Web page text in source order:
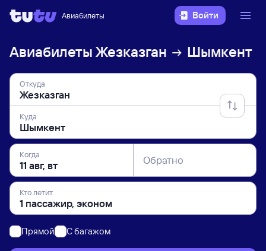
Авиабилеты Войти
Авиабилеты Жезказган Шымкент
Откуда
Куда
Когда Обратно
Кто летит
Прямой C багажом